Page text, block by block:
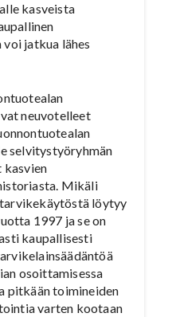
kasveista
jatkua lähes
neuvotelleet
selvitystyöryhmän
kasvien
Mikäli
löytyy
1997 ja se on
kaupallisesti
osoittamisessa
pitkään toimineiden
varten kootaan